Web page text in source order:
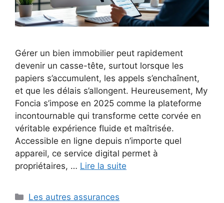
Gérer un bien immobilier peut rapidement
devenir un casse-tête, surtout lorsque les
papiers s’accumulent, les appels s’enchaînent,
et que les délais s’allongent. Heureusement, My
Foncia s’impose en 2025 comme la plateforme
incontournable qui transforme cette corvée en
véritable expérience fluide et maîtrisée.
Accessible en ligne depuis n’importe quel
appareil, ce service digital permet à
propriétaires, … Lire la suite
Catégories
Les autres assurances